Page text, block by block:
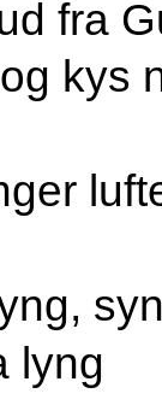
fra
kys
lyng